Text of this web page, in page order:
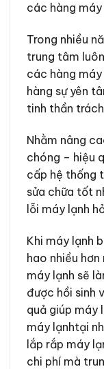
các hàng
Trong nhiều
trung tâm
các hàng
hàng sự yên
tinh thần
Nhằm nâng
chóng – hiệu
cấp hệ thống
sửa chữa tốt
lỗi máy lạnh
Khi máy lạnh
hao nhiều
máy lạnh sẽ
được hồi sinh
quả giúp máy
máy lạnhtại
lắp rắp máy
chi phí mà